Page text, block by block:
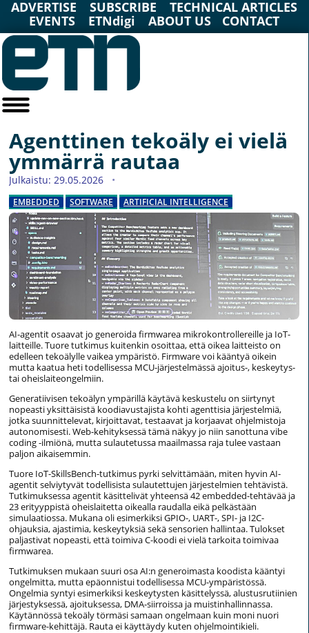
ADVERTISE SUBSCRIBE
TECHNICAL ARTICLES
EVENTS
ETNdigi ABOUT US CONTACT
Agenttinen tekoäly ei vielä
ymmärrä rautaa
Julkaistu: 29.05.2026
EMBEDDED SOFTWARE ARTIFICIAL INTELLIGENCE
AI-agentit osaavat jo generoida firmwarea mikrokontrollereille ja IoT-
laitteille. Tuore tutkimus kuitenkin osoittaa, että oikea laitteisto on
edelleen tekoälylle vaikea ympäristö. Firmware voi kääntyä oikein
mutta kaatua heti todellisessa MCU-järjestelmässä ajoitus-, keskeytys-
tai oheislaiteongelmiin.
Generatiivisen tekoälyn ympärillä käytävä keskustelu on siirtynyt
nopeasti yksittäisistä koodiavustajista kohti agenttisia järjestelmiä,
jotka suunnittelevat, kirjoittavat, testaavat ja korjaavat ohjelmistoja
autonomisesti. Web-kehityksessä tämä näkyy jo niin sanottuna vibe
coding -ilmiönä, mutta sulautetussa maailmassa raja tulee vastaan
paljon aikaisemmin.
Tuore IoT-SkillsBench-tutkimus pyrki selvittämään, miten hyvin AI-
agentit selviytyvät todellisista sulautettujen järjestelmien tehtävistä.
Tutkimuksessa agentit käsittelivät yhteensä 42 embedded-tehtävää ja
23 erityyppistä oheislaitetta oikealla raudalla eikä pelkästään
simulaatiossa. Mukana oli esimerkiksi GPIO-, UART-, SPI- ja I2C-
ohjauksia, ajastimia, keskeytyksiä sekä sensorien hallintaa. Tulokset
paljastivat nopeasti, että toimiva C-koodi ei vielä tarkoita toimivaa
firmwarea.
Tutkimuksen mukaan suuri osa AI:n generoimasta koodista kääntyi
ongelmitta, mutta epäonnistui todellisessa MCU-ympäristössä.
Ongelmia syntyi esimerkiksi keskeytysten käsittelyssä, alustusrutiinien
järjestyksessä, ajoituksessa, DMA-siirroissa ja muistinhallinnassa.
Käytännössä tekoäly törmäsi samaan ongelmaan kuin moni nuori
firmware-kehittäjä. Rauta ei käyttäydy kuten ohjelmointikieli.